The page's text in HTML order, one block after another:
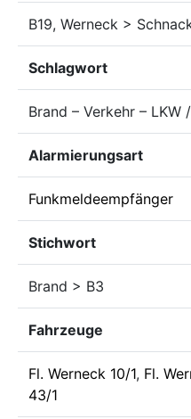
B19, Werneck >
Schlagwort
Brand – Verkehr – LKW
Alarmierungsart
Funkmeldeempfänger
Stichwort
Brand > B3
Fahrzeuge
Fl. Werneck 10/1, Fl.
43/1